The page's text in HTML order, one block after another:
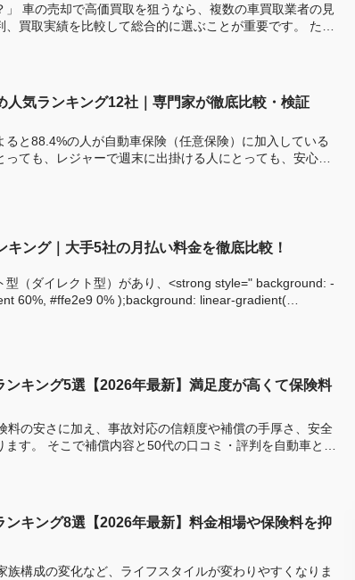
」 車の売却で高価買取を狙うなら、複数の車買取業者の見
取実績を比較して総合的に選ぶことが重要です。 ただ
人気ランキング12社｜専門家が徹底比較・検証
と88.4%の人が自動車保険（任意保険）に加入している
っても、レジャーで週末に出掛ける人にとっても、安心・
キング｜大手5社の月払い料金を徹底比較！
型（ダイレクト型）があり、<strong style=" background: -
60%, #ffe2e9 0% );background: linear-gradient(
キング5選【2026年最新】満足度が高くて保険料
料の安さに加え、事故対応の信頼度や補償の手厚さ、安全
を自動車と保
キング8選【2026年最新】料金相場や保険料を抑
族構成の変化など、ライフスタイルが変わりやすくなりま